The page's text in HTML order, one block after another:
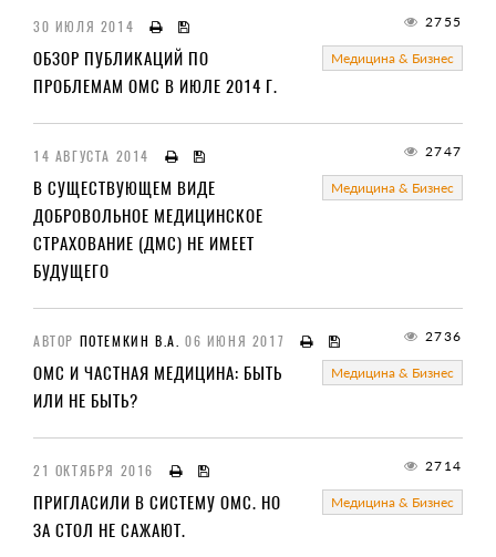
30 ИЮЛЯ 2014 2755
ОБЗОР ПУБЛИКАЦИЙ ПО
ПРОБЛЕМАМ ОМС В ИЮЛЕ 2014 Г.
Медицина & Бизнес
14 АВГУСТА 2014 2747
В СУЩЕСТВУЮЩЕМ ВИДЕ
ДОБРОВОЛЬНОЕ МЕДИЦИНСКОЕ
СТРАХОВАНИЕ (ДМС) НЕ ИМЕЕТ
БУДУЩЕГО
Медицина & Бизнес
АВТОР ПОТЕМКИН В.А. 06 ИЮНЯ 2017 2736
ОМС И ЧАСТНАЯ МЕДИЦИНА: БЫТЬ
ИЛИ НЕ БЫТЬ?
Медицина & Бизнес
21 ОКТЯБРЯ 2016 2714
ПРИГЛАСИЛИ В СИСТЕМУ ОМС. НО
ЗА СТОЛ НЕ САЖАЮТ.
Медицина & Бизнес